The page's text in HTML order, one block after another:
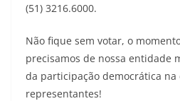
(51) 3216.6000.
Não fique sem votar, o
precisamos de nossa entidade
da participação democrática na
representantes!